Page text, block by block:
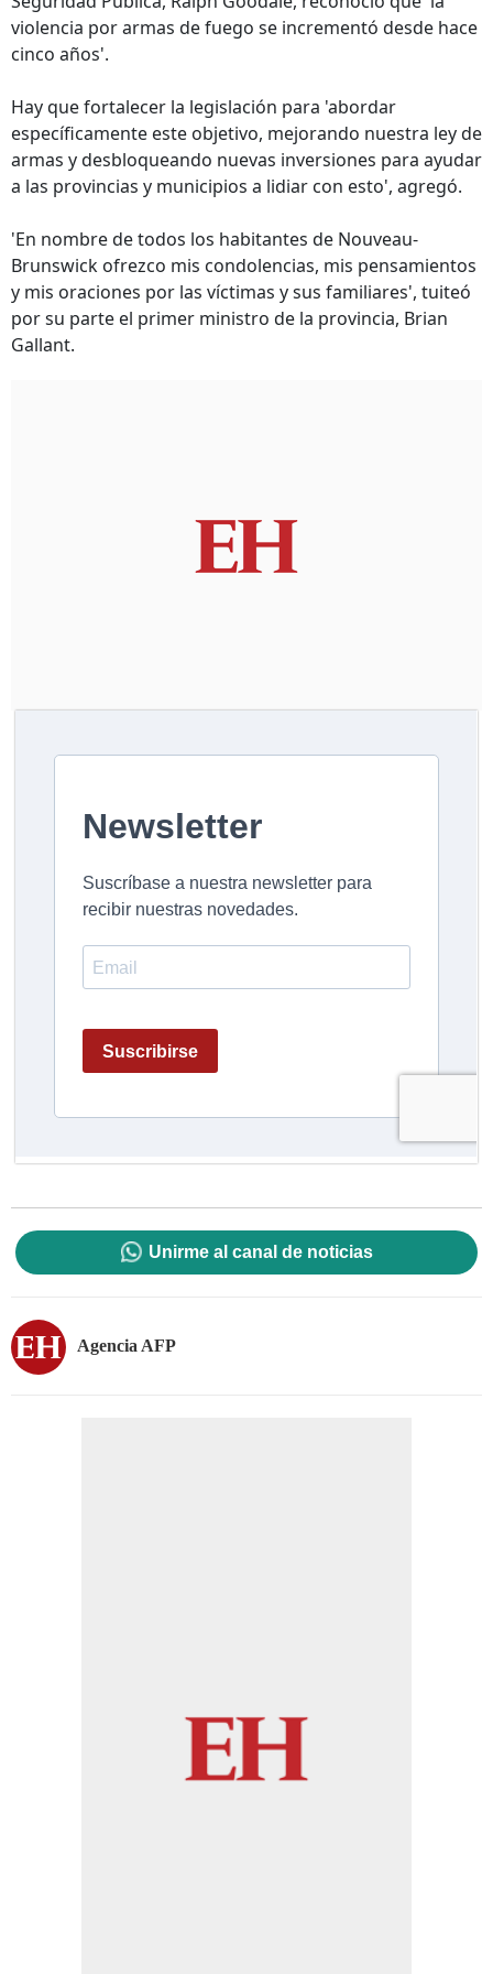
violencia por armas de fuego se incrementó desde hace
cinco años'.
Hay que fortalecer la legislación para 'abordar
específicamente este objetivo, mejorando nuestra ley de
armas y desbloqueando nuevas inversiones para ayudar
a las provincias y municipios a lidiar con esto', agregó.
'En nombre de todos los habitantes de Nouveau-
Brunswick ofrezco mis condolencias, mis pensamientos
y mis oraciones por las víctimas y sus familiares', tuiteó
por su parte el primer ministro de la provincia, Brian
Gallant.
Unirme al canal de noticias
Agencia AFP